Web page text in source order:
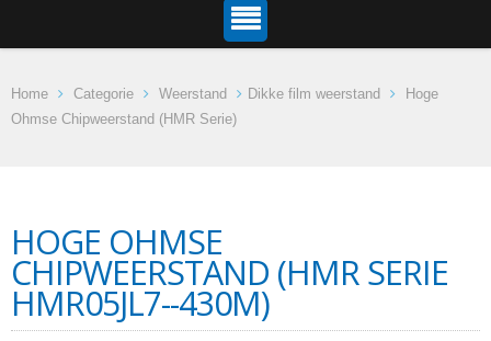
Home Categorie Weerstand Dikke film weerstand
Hoge
Ohmse Chipweerstand (HMR Serie)
HOGE OHMSE
CHIPWEERSTAND (HMR SERIE
HMR05JL7--430M)